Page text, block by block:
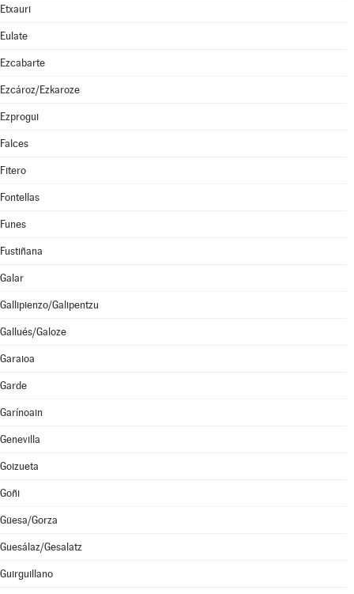
Etxauri
Eulate
Ezcabarte
Ezcároz/Ezkaroze
Ezprogui
Falces
Fitero
Fontellas
Funes
Fustiñana
Galar
Gallipienzo/Galipentzu
Gallués/Galoze
Garaioa
Garde
Garínoain
Genevilla
Goizueta
Goñi
Güesa/Gorza
Guesálaz/Gesalatz
Guirguillano